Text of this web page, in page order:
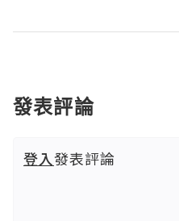
發表評論
登入發表評論